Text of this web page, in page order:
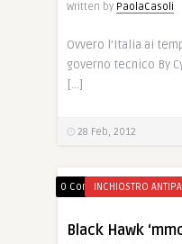
Written by PaolaCasoli
Ovvero l’Italia ai
governo tecnico By
[…]
28 Feb, 2012
0 Comments
INCHIOSTRO
Black Hawk